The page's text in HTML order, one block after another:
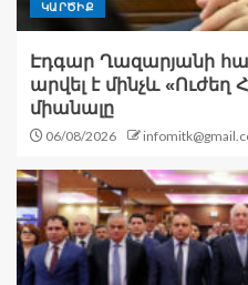
ԿԱՐԾԻՔ
Էդգար Ղազարյանի
արվել է մինչև
միանալը
06/08/2026